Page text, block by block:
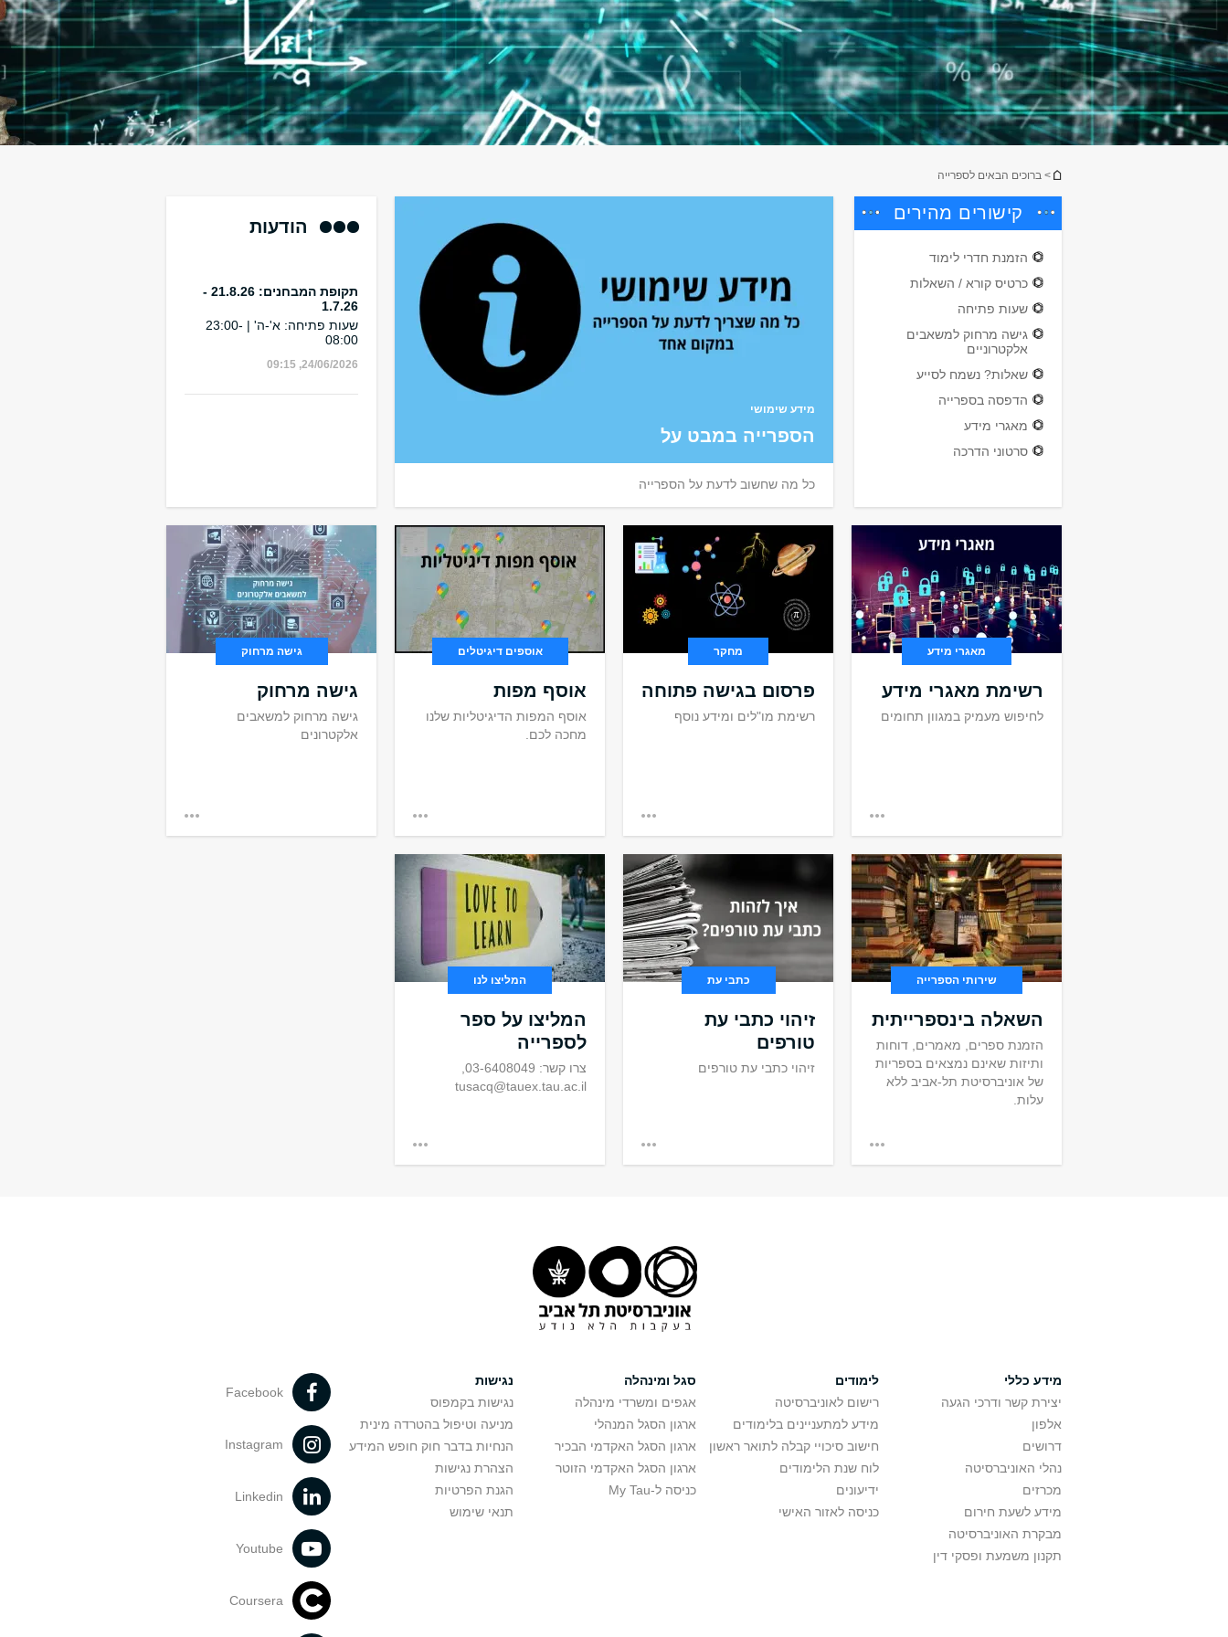
הינך נמצא כאן
> ברוכים הבאים לספרייה
קישורים מהירים
הזמנת חדרי לימוד
כרטיס קורא / השאלות
שעות פתיחה
גישה מרחוק למשאבים
אלקטרוניים
שאלות? נשמח לסייע
הדפסה בספרייה
מאגרי מידע
סרטוני הדרכה
מידע שימושי
הספרייה במבט על
כל מה שחשוב לדעת על הספרייה
הודעות
תקופת המבחנים: 21.8.26 -
1.7.26
שעות פתיחה: א'-ה' | 23:00-
08:00
24/06/2026, 09:15
⏩
TOGGLE
⏪
מאגרי מידע
רשימת מאגרי מידע
לחיפוש מעמיק במגוון תחומים
מחקר
פרסום בגישה פתוחה
רשימת מו"לים ומידע נוסף
אוספים דיגיטלים
אוסף מפות
אוסף המפות הדיגיטליות שלנו
מחכה לכם.
גישה מרחוק
גישה מרחוק
גישה מרחוק למשאבים
אלקטרונים
שירותי הספרייה
השאלה בינספרייתית
הזמנת ספרים, מאמרים, דוחות
ותיזות שאינם נמצאים בספריות
של אוניברסיטת תל-אביב ללא
עלות.
כתבי עת
זיהוי כתבי עת
טורפים
זיהוי כתבי עת טורפים
המליצו לנו
המליצו על ספר
לספרייה
tusacq@tauex.tau.ac.il
מידע כללי
יצירת קשר ודרכי הגעה
אלפון
דרושים
נהלי האוניברסיטה
מכרזים
מידע לשעת חירום
מבקרת האוניברסיטה
תקנון משמעת ופסקי דין
לימודים
רישום לאוניברסיטה
מידע למתעניינים בלימודים
חישוב סיכויי קבלה לתואר ראשון
לוח שנת הלימודים
ידיעונים
כניסה לאזור האישי
סגל ומינהלה
אגפים ומשרדי מינהלה
ארגון הסגל המנהלי
ארגון הסגל האקדמי הבכיר
ארגון הסגל האקדמי הזוטר
כניסה ל-My Tau
נגישות
נגישות בקמפוס
מניעה וטיפול בהטרדה מינית
הנחיות בדבר חוק חופש המידע
הצהרת נגישות
הגנת הפרטיות
תנאי שימוש
Facebook
Instagram
Linkedin
Youtube
Coursera